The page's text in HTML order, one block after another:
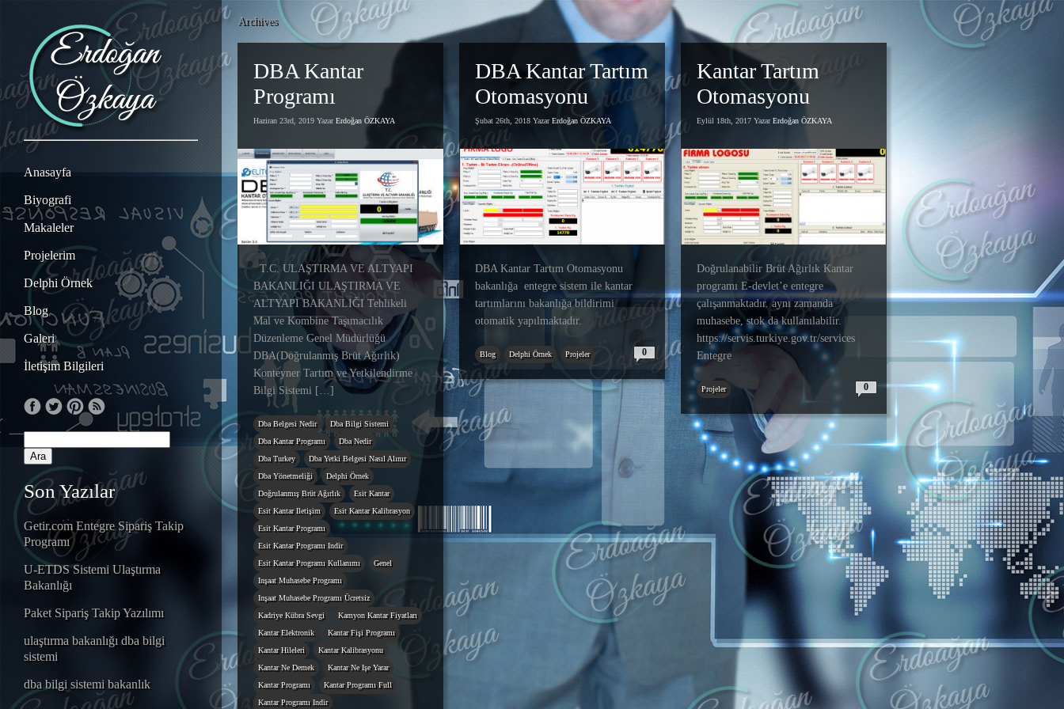
Anasayfa
Biyografi
Makaleler
Projelerim
Delphi Örnek
Blog
Galeri
İletişim Bilgileri
Son Yazılar
Getir.com Entegre Sipariş Takip
Programı
U-ETDS Sistemi Ulaştırma
Bakanlığı
Paket Sipariş Takip Yazılımı
ulaştırma bakanlığı dba bilgi
sistemi
dba bilgi sistemi bakanlık
Archives
DBA Kantar
Programı
Haziran 23rd, 2019 YazarErdoğan ÖZKAYA
T.C. ULAŞTIRMA VE ALTYAPI
BAKANLIĞI ULAŞTIRMA VE
ALTYAPI BAKANLIĞI Tehlikeli
Mal ve Kombine Taşımacılık
Düzenleme Genel Müdürlüğü
DBA(Doğrulanmış Brüt Ağırlık)
Konteyner Tartım ve Yetkilendirme
Bilgi Sistemi […]
Dba Belgesi Nedir
Dba Bilgi Sistemi
Dba Kantar Programı
Dba Nedir
Dba Turkey
Dba Yetki Belgesi Nasıl Alınır
Dba Yönetmeliği
Delphi Örnek
Doğrulanmış Brüt Ağırlık
Esit Kantar
Esit Kantar Iletişim
Esit Kantar Kalibrasyon
Esit Kantar Programı
Esit Kantar Programı Indir
Esit Kantar Programı Kullanımı
Genel
Inşaat Muhasebe Programı
Inşaat Muhasebe Programı Ücretsiz
Kadriye Kübra Sevgi
Kamyon Kantar Fiyatları
Kantar Elektronik
Kantar Fişi Programı
Kantar Hileleri
Kantar Kalibrasyonu
Kantar Ne Demek
Kantar Ne Işe Yarar
Kantar Programı
Kantar Programı Full
Kantar Programı Indir
DBA Kantar Tartım
Otomasyonu
0
Şubat 26th, 2018 YazarErdoğan ÖZKAYA
DBA Kantar Tartım Otomasyonu
bakanlığa entegre sistem ile kantar
tartımlarını bakanlığa bildirimi
otomatik yapılmaktadır.
Blog Delphi Örnek Projeler
Kantar Tartım
Otomasyonu
0
Eylül 18th, 2017 YazarErdoğan ÖZKAYA
Doğrulanabilir Brüt Ağırlık Kantar
programı E-devlet’e entegre
çalışanmaktadır. aynı zamanda
muhasebe, stok da kullanılabilir.
https://servis.turkiye.gov.tr/services
Entegre
Projeler